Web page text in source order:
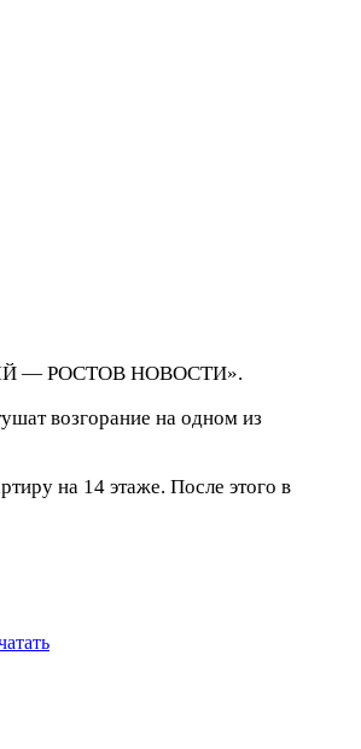
— РОСТОВ НОВОСТИ».
возгорание на одном из
на 14 этаже. После этого в